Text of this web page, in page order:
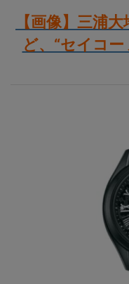
【画像】三浦
ど、“セイコ